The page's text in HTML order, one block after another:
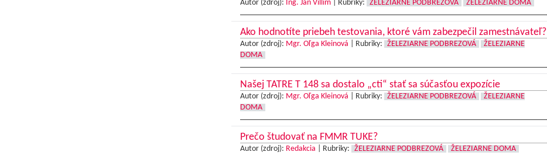
Autor (zdroj): Ing. Ján Villim| Rubriky: ŽELEZIARNE PODBREZOVÁ ŽELEZIARNE DOMA
Ako hodnotíte priebeh testovania, ktoré vám zabezpečil zamestnávateľ?
Autor (zdroj): Mgr. Oľga Kleinová Rubriky: ŽELEZIARNE PODBREZOVÁ
ŽELEZIARNE
DOMA
Našej TATRE T 148 sa dostalo „cti“ stať sa súčasťou expozície
Autor (zdroj): Mgr. Oľga Kleinová Rubriky: ŽELEZIARNE PODBREZOVÁ
ŽELEZIARNE
DOMA
Prečo študovať na FMMR TUKE?
Autor (zdroj): Redakcia Rubriky: ŽELEZIARNE PODBREZOVÁ ŽELEZIARNE DOMA